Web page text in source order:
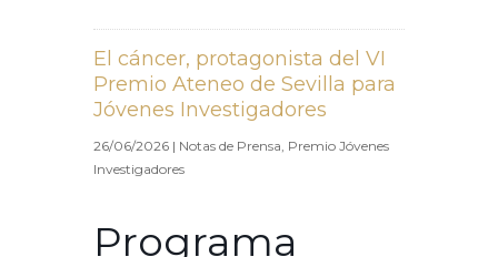
El cáncer, protagonista del VI
Premio Ateneo de Sevilla para
Jóvenes Investigadores
26/06/2026 | Notas de Prensa, Premio Jóvenes
Investigadores
Programa